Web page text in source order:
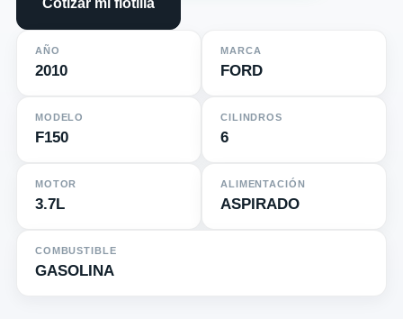
Cotizar mi flotilla
AÑO
2010
MARCA
FORD
MODELO
F150
CILINDROS
6
MOTOR
3.7L
ALIMENTACIÓN
ASPIRADO
COMBUSTIBLE
GASOLINA